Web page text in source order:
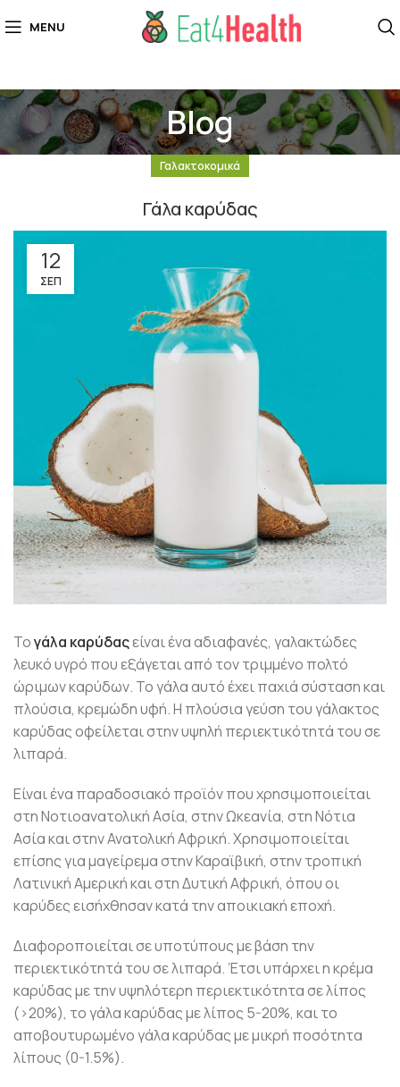
MENU
Blog
Γαλακτοκομικά
Γάλα καρύδας
12
ΣΕΠ
Τογάλα καρύδαςείναι ένα αδιαφανές, γαλακτώδες
λευκό υγρό που εξάγεται από τον τριμμένο πολτό
ώριμων καρύδων. Το γάλα αυτό έχει παχιά σύσταση και
πλούσια, κρεμώδη υφή. Η πλούσια γεύση του γάλακτος
καρύδας οφείλεται στην υψηλή περιεκτικότητά του σε
λιπαρά.
Είναι ένα παραδοσιακό προϊόν που χρησιμοποιείται
στη Νοτιοανατολική Ασία, στην Ωκεανία, στη Νότια
Ασία και στην Ανατολική Αφρική. Χρησιμοποιείται
επίσης για μαγείρεμα στην Καραϊβική, στην τροπική
Λατινική Αμερική και στη Δυτική Αφρική, όπου οι
καρύδες εισήχθησαν κατά την αποικιακή εποχή.
Διαφοροποιείται σε υποτύπους με βάση την
περιεκτικότητά του σε λιπαρά. Έτσι υπάρχει η κρέμα
καρύδας με την υψηλότερη περιεκτικότητα σε λίπος
(>20%), το γάλα καρύδας με λίπος 5-20%, και το
αποβουτυρωμένο γάλα καρύδας με μικρή ποσότητα
λίπους (0-1.5%).